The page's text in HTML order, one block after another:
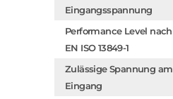
Eingangsspannung
Performance Level nach
EN ISO 13849-1
Zulässige Spannung am
Eingang